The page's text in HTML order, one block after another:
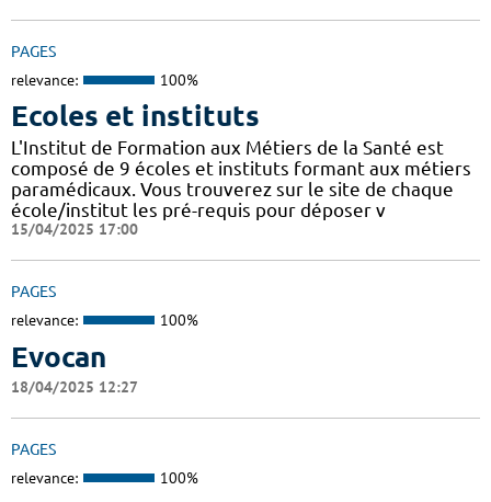
PAGES
relevance: 100%
Ecoles et instituts
L'Institut de Formation aux Métiers de la Santé est
composé de 9 écoles et instituts formant aux métiers
paramédicaux. Vous trouverez sur le site de chaque
école/institut les pré-requis pour déposer v
15/04/2025 17:00
PAGES
relevance: 100%
Evocan
18/04/2025 12:27
PAGES
relevance: 100%